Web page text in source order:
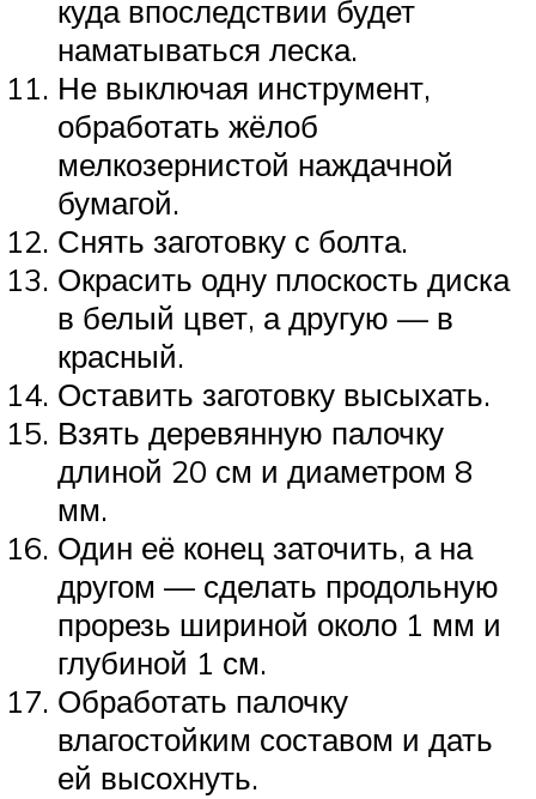
куда впоследствии будет
наматываться леска.
Не выключая инструмент,
обработать жёлоб
мелкозернистой наждачной
бумагой.
Снять заготовку с болта.
Окрасить одну плоскость диска
в белый цвет, а другую — в
красный.
Оставить заготовку высыхать.
Взять деревянную палочку
длиной 20 см и диаметром 8
мм.
Один её конец заточить, а на
другом — сделать продольную
прорезь шириной около 1 мм и
глубиной 1 см.
Обработать палочку
влагостойким составом и дать
ей высохнуть.